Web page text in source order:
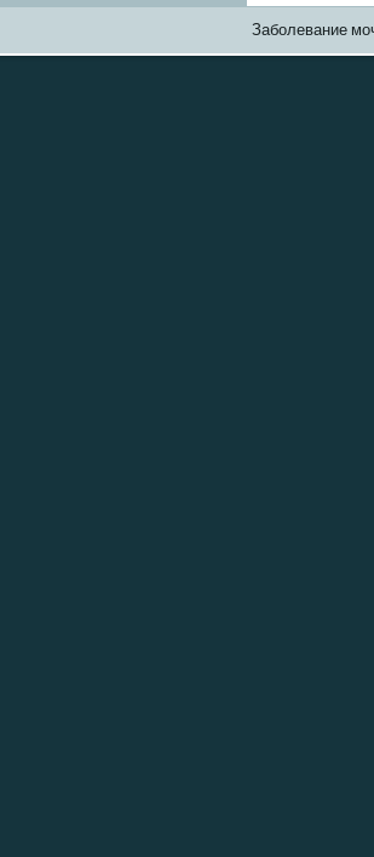
Заболевание